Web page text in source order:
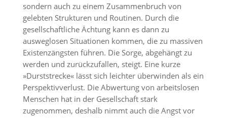
sondern auch zu einem Zusammenbruch von
gelebten Strukturen und Routinen. Durch die
gesellschaftliche Ächtung kann es dann zu
ausweglosen Situationen kommen, die zu massiven
Existenzängsten führen. Die Sorge, abgehängt zu
werden und zurückzufallen, steigt. Eine kurze
»Durststrecke« lässt sich leichter überwinden als ein
Perspektivverlust. Die Abwertung von arbeitslosen
Menschen hat in der Gesellschaft stark
zugenommen, deshalb nimmt auch die Angst vor